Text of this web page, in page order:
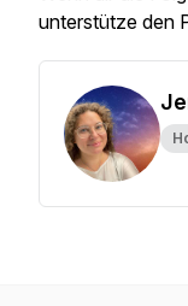
unterstütze den